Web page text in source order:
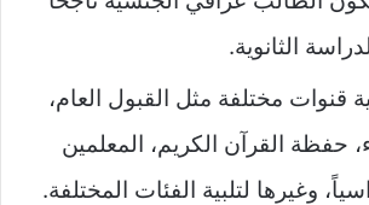
الثانوية.
قنوات مختلفة مثل القبول العام،
حفظة القرآن الكريم، المعلمين
وغيرها لتلبية الفئات المختلفة.